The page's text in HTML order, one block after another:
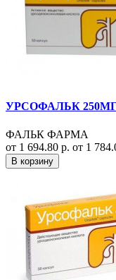
УРСОФАЛЬК
ФАЛЬК ФАРМА
от 1 694.80 р. от 1
В корзину